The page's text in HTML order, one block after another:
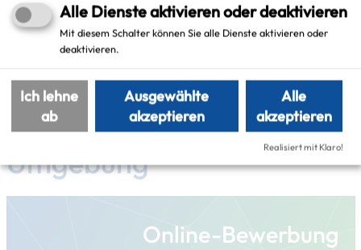
smartes Leben Recklinghausen
Weitere Projekte in der
Umgebung
Online-Bewerbung
Alle Dienste aktivieren oder deaktivieren
Mit diesem Schalter können Sie alle Dienste aktivieren oder
deaktivieren.
Ich lehne
ab
Ausgewählte
akzeptieren
Alle
akzeptieren
Realisiert mit Klaro!